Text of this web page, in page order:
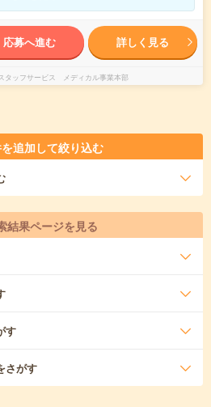
応募へ進む 詳しく見る
タッフサービス メディカル事業本部
追加して絞り込む
結果ページを見る
す
さがす